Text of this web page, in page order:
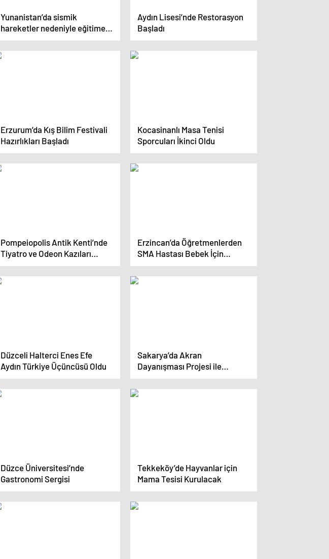
Yunanistan’da sismik
hareketler nedeniyle eğitime 1
hafta daha ara
Aydın Lisesi’nde Restorasyon
Başladı
Erzurum’da Kış Bilim Festivali
Hazırlıkları Başladı
Kocasinanlı Masa Tenisi
Sporcuları İkinci Oldu
Pompeiopolis Antik Kenti’nde
Tiyatro ve Odeon Kazıları
Tamamlandı
Erzincan’da Öğretmenlerden
SMA Hastası Bebek İçin
Anlamlı Tiyatro Gösterisi
Düzceli Halterci Enes Efe
Aydın Türkiye Üçüncüsü Oldu
Sakarya’da Akran
Dayanışması Projesi ile
Zorbalığa Karşı Örnek Adımlar
Düzce Üniversitesi’nde
Gastronomi Sergisi
Tekkeköy’de Hayvanlar için
Mama Tesisi Kurulacak